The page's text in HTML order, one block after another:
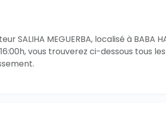
SALIHA MEGUERBA, localisé à BABA
vous trouverez ci-dessous tous